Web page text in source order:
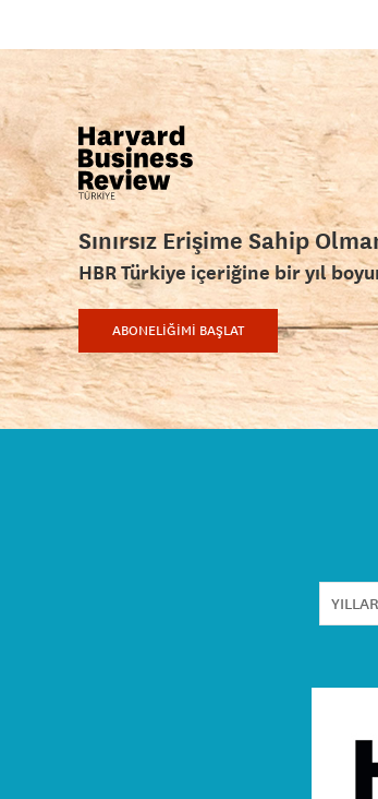
Sınırsız Erişime Sahip
HBR Türkiye içeriğine bir yıl
ABONELİĞİMİ BAŞLAT